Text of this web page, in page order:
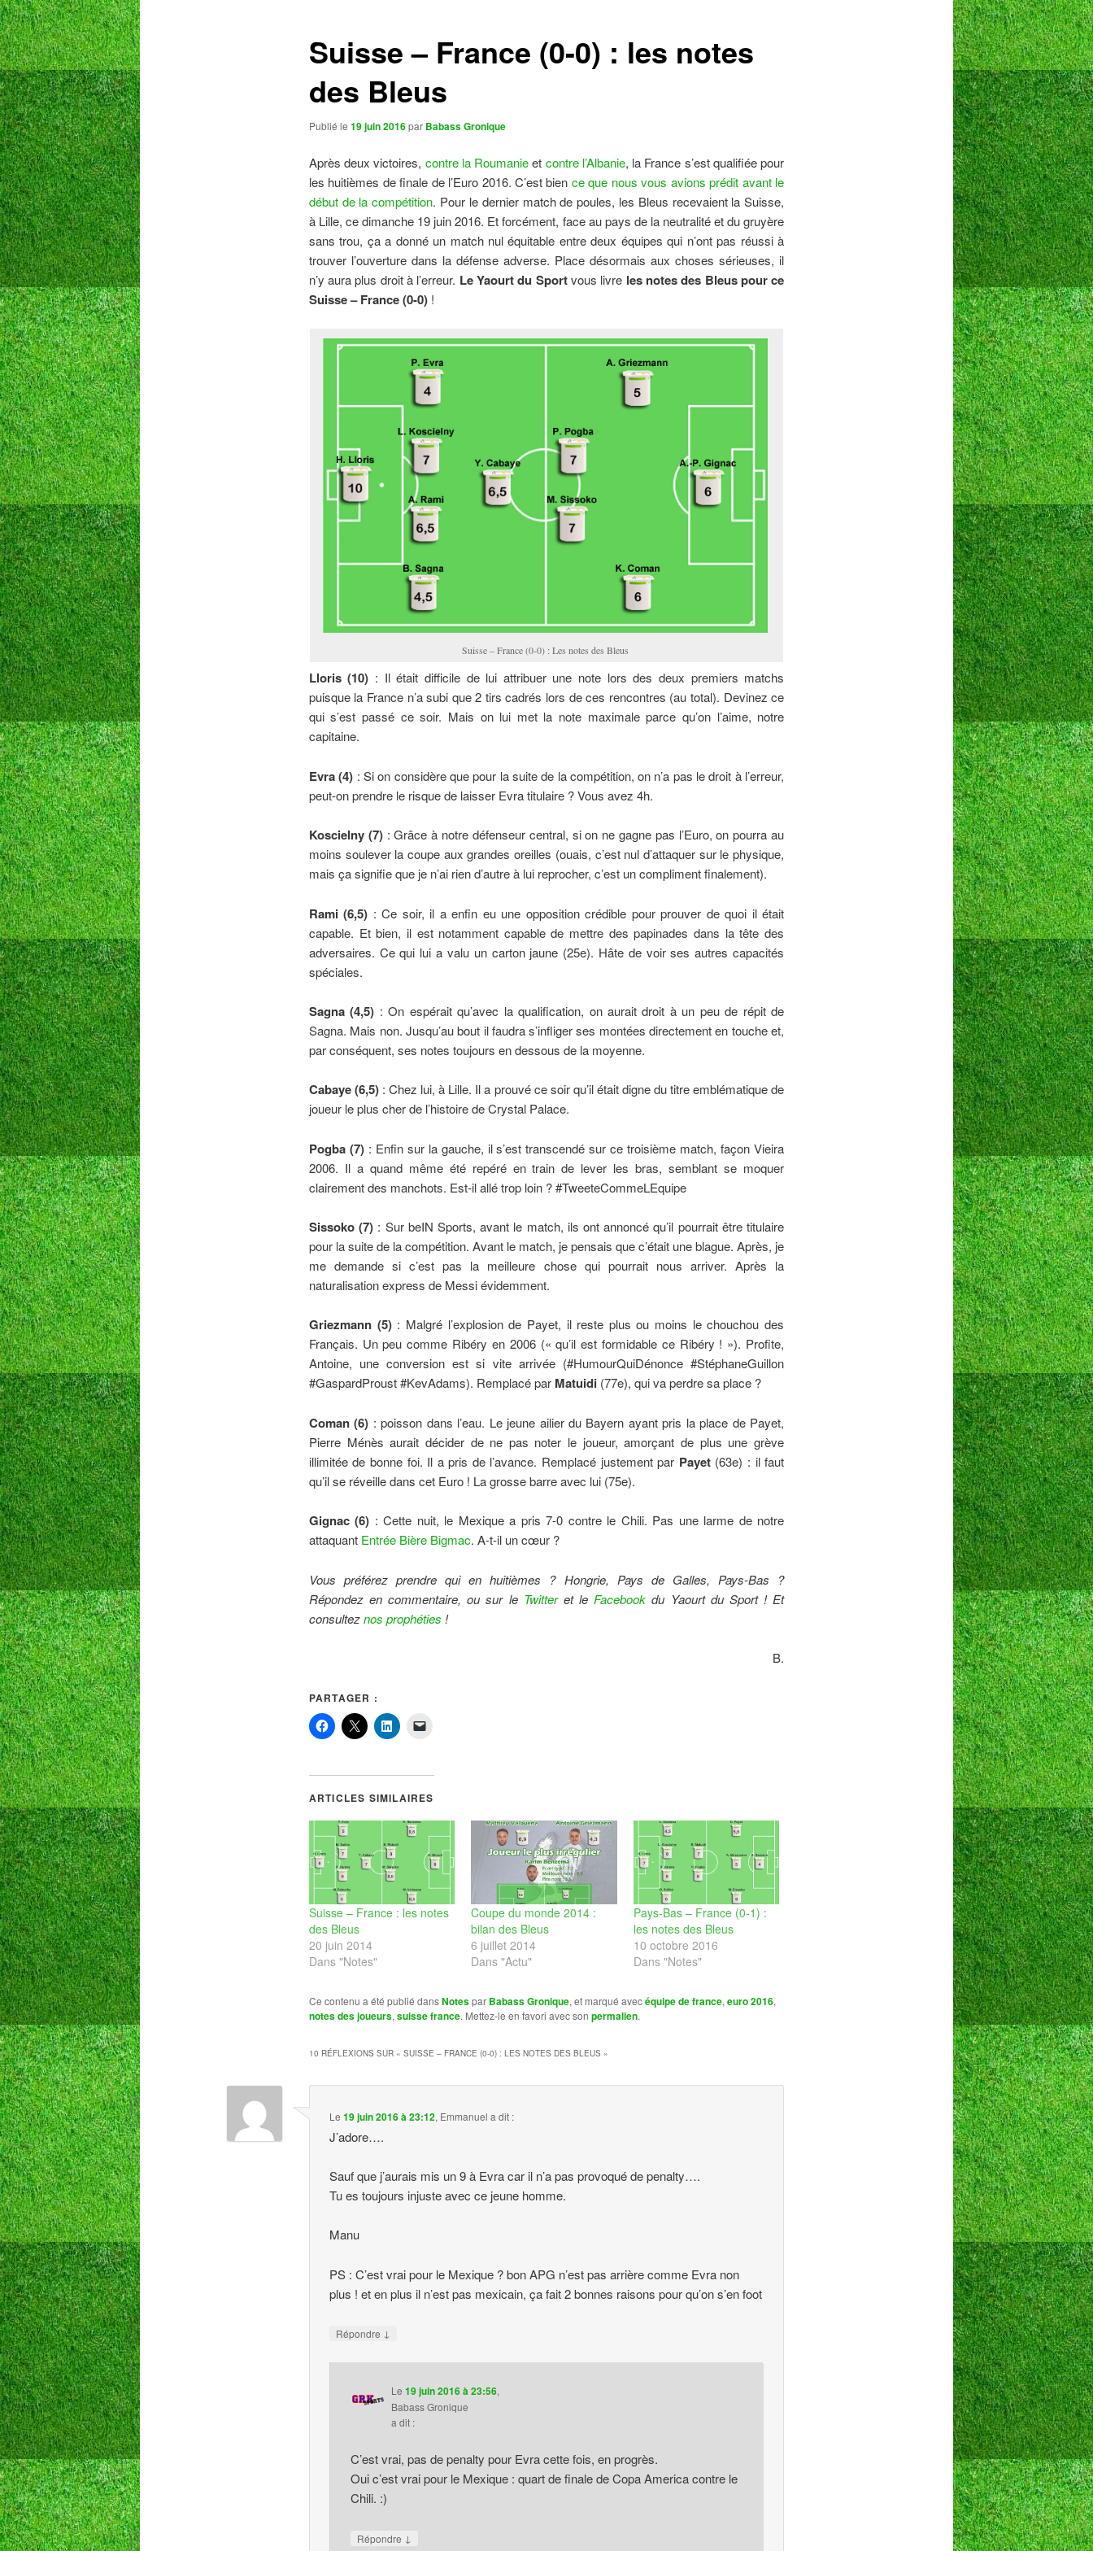
Suisse – France (0-0) : les notes
des Bleus
Publié le 19 juin 2016par Babass Gronique
Après deux victoires, contre la Roumanieet contre l’Albanie, la France s’est qualifiée pour
les huitièmes de finale de l’Euro 2016. C’est bien ce que nous vous avions prédit avant le
début de la compétition. Pour le dernier match de poules, les Bleus recevaient la Suisse,
à Lille, ce dimanche 19 juin 2016. Et forcément, face au pays de la neutralité et du gruyère
sans trou, ça a donné un match nul équitable entre deux équipes qui n’ont pas réussi à
trouver l’ouverture dans la défense adverse. Place désormais aux choses sérieuses, il
n’y aura plus droit à l’erreur. Le Yaourt du Sportvous livre les notes des Bleus pour ce
Suisse – France (0-0)!
Suisse – France (0-0) : Les notes des Bleus
Lloris (10) : Il était difficile de lui attribuer une note lors des deux premiers matchs
puisque la France n’a subi que 2 tirs cadrés lors de ces rencontres (au total). Devinez ce
qui s’est passé ce soir. Mais on lui met la note maximale parce qu’on l’aime, notre
capitaine.
Evra (4) : Si on considère que pour la suite de la compétition, on n’a pas le droit à l’erreur,
peut-on prendre le risque de laisser Evra titulaire ? Vous avez 4h.
Koscielny (7): Grâce à notre défenseur central, si on ne gagne pas l’Euro, on pourra au
moins soulever la coupe aux grandes oreilles (ouais, c’est nul d’attaquer sur le physique,
mais ça signifie que je n’ai rien d’autre à lui reprocher, c’est un compliment finalement).
Rami (6,5) : Ce soir, il a enfin eu une opposition crédible pour prouver de quoi il était
capable. Et bien, il est notamment capable de mettre des papinades dans la tête des
adversaires. Ce qui lui a valu un carton jaune (25e). Hâte de voir ses autres capacités
spéciales.
Sagna (4,5) : On espérait qu’avec la qualification, on aurait droit à un peu de répit de
Sagna. Mais non. Jusqu’au bout il faudra s’infliger ses montées directement en touche et,
par conséquent, ses notes toujours en dessous de la moyenne.
Cabaye (6,5): Chez lui, à Lille. Il a prouvé ce soir qu’il était digne du titre emblématique de
joueur le plus cher de l’histoire de Crystal Palace.
Pogba (7): Enfin sur la gauche, il s’est transcendé sur ce troisième match, façon Vieira
2006. Il a quand même été repéré en train de lever les bras, semblant se moquer
clairement des manchots. Est-il allé trop loin ? #TweeteCommeLEquipe
Sissoko (7) : Sur beIN Sports, avant le match, ils ont annoncé qu’il pourrait être titulaire
pour la suite de la compétition. Avant le match, je pensais que c’était une blague. Après, je
me demande si c’est pas la meilleure chose qui pourrait nous arriver. Après la
naturalisation express de Messi évidemment.
Griezmann (5): Malgré l’explosion de Payet, il reste plus ou moins le chouchou des
Français. Un peu comme Ribéry en 2006 (« qu’il est formidable ce Ribéry ! »). Profite,
Antoine, une conversion est si vite arrivée (#HumourQuiDénonce #StéphaneGuillon
#GaspardProust #KevAdams). Remplacé par Matuidi(77e), qui va perdre sa place ?
Coman (6) : poisson dans l’eau. Le jeune ailier du Bayern ayant pris la place de Payet,
Pierre Ménès aurait décider de ne pas noter le joueur, amorçant de plus une grève
illimitée de bonne foi. Il a pris de l’avance. Remplacé justement par Payet(63e) : il faut
qu’il se réveille dans cet Euro ! La grosse barre avec lui (75e).
Gignac (6) : Cette nuit, le Mexique a pris 7-0 contre le Chili. Pas une larme de notre
attaquant Entrée Bière Bigmac. A-t-il un cœur ?
Vous préférez prendre qui en huitièmes ? Hongrie, Pays de Galles, Pays-Bas ?
Répondez en commentaire, ou sur le Twitteret le Facebook du Yaourt du Sport ! Et
consulteznos prophéties !
B.
PARTAGER :
ARTICLES SIMILAIRES
Suisse – France : les notes
des Bleus
20 juin 2014
Dans "Notes"
Coupe du monde 2014 :
bilan des Bleus
6 juillet 2014
Dans "Actu"
Pays-Bas – France (0-1) :
les notes des Bleus
10 octobre 2016
Dans "Notes"
Ce contenu a été publié dansNotespar Babass Gronique, et marqué avecéquipe de france, euro 2016,
notes des joueurs, suisse france. Mettez-le en favori avec son permalien.
10 RÉFLEXIONS SUR « SUISSE – FRANCE (0-0) : LES NOTES DES BLEUS»
Le19 juin 2016 à 23:12, Emmanuel a dit :
J’adore….
Sauf que j’aurais mis un 9 à Evra car il n’a pas provoqué de penalty….
Tu es toujours injuste avec ce jeune homme.
Manu
PS : C’est vrai pour le Mexique ? bon APG n’est pas arrière comme Evra non
plus ! et en plus il n’est pas mexicain, ça fait 2 bonnes raisons pour qu’on s’en foot
Répondre ↓
Le 19 juin 2016 à 23:56,
Babass Gronique
a dit :
C’est vrai, pas de penalty pour Evra cette fois, en progrès.
Oui c’est vrai pour le Mexique : quart de finale de Copa America contre le
Chili. :)
Répondre ↓